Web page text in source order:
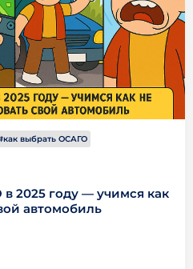
выбрать ОСАГО
2025 году — учимся как
автомобиль